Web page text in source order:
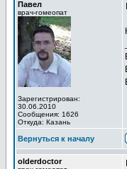
Павел
врач-гомеопат
Зарегистрирован:
30.06.2010
Сообщения: 1626
Откуда: Казань
Вернуться к началу
olderdoctor